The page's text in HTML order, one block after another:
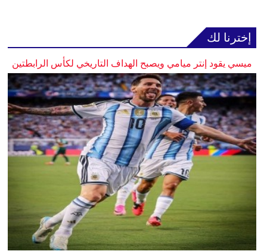
إخترنا لك
ميسي يقود إنتر ميامي ويصبح الهداف التاريخي لكأس الرابطتين